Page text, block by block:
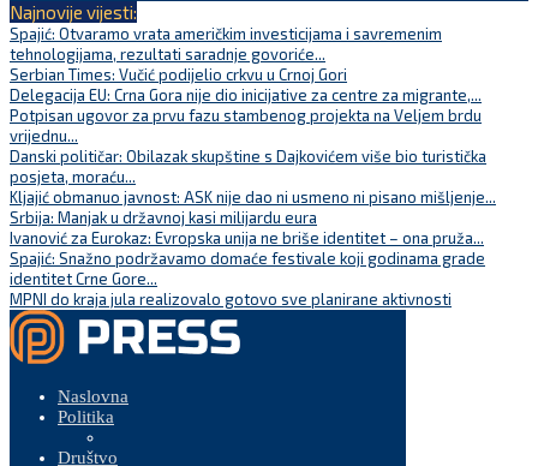
Najnovije vijesti:
Spajić: Otvaramo vrata američkim investicijama i savremenim
tehnologijama, rezultati saradnje govoriće...
Serbian Times: Vučić podijelio crkvu u Crnoj Gori
Delegacija EU: Crna Gora nije dio inicijative za centre za migrante,...
Potpisan ugovor za prvu fazu stambenog projekta na Veljem brdu
vrijednu...
Danski političar: Obilazak skupštine s Dajkovićem više bio turistička
posjeta, moraću...
Kljajić obmanuo javnost: ASK nije dao ni usmeno ni pisano mišljenje...
Srbija: Manjak u državnoj kasi milijardu eura
Ivanović za Eurokaz: Evropska unija ne briše identitet – ona pruža...
Spajić: Snažno podržavamo domaće festivale koji godinama grade
identitet Crne Gore...
MPNI do kraja jula realizovalo gotovo sve planirane aktivnosti
Naslovna
Politika
Društvo